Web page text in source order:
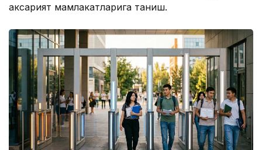
аксарият мамлакатларига таниш.